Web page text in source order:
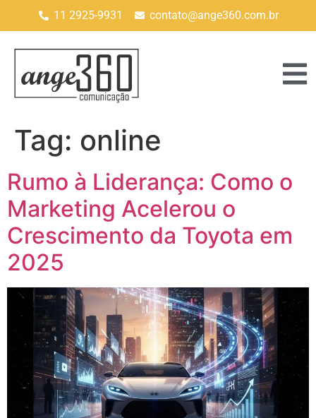
11 2925-9931 contato@ange360.com.br
Tag: online
Rumo à Liderança: Como o
Marketing Acelerou o
Crescimento da Toyota em
2025